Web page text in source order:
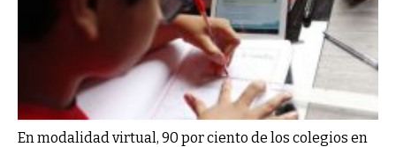
En modalidad virtual, 90 por ciento de los colegios en